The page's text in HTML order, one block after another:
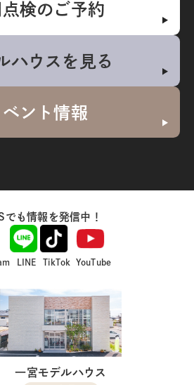
検のご予約
ハウスを見る
ベント情報
でも情報を発信中！
LINE TikTok YouTube
一宮モデルハウス